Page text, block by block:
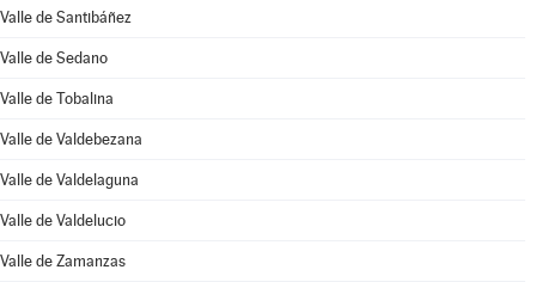
Valle de Santibáñez
Valle de Sedano
Valle de Tobalina
Valle de Valdebezana
Valle de Valdelaguna
Valle de Valdelucio
Valle de Zamanzas